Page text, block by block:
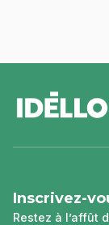
de
page
Inscrivez-
Restez à l’affût